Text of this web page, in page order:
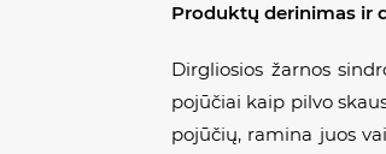
Produktų derinimas ir
Dirgliosios žarnos
pojūčiai kaip pilvo
pojūčių, ramina juos